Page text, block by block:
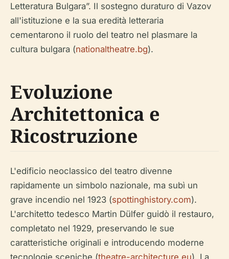
Letteratura Bulgara”. Il sostegno duraturo di Vazov
all'istituzione e la sua eredità letteraria
cementarono il ruolo del teatro nel plasmare la
cultura bulgara (nationaltheatre.bg).
Evoluzione
Architettonica e
Ricostruzione
L'edificio neoclassico del teatro divenne
rapidamente un simbolo nazionale, ma subì un
grave incendio nel 1923 (spottinghistory.com).
L'architetto tedesco Martin Dülfer guidò il restauro,
completato nel 1929, preservando le sue
caratteristiche originali e introducendo moderne
tecnologie sceniche (theatre-architecture.eu). La